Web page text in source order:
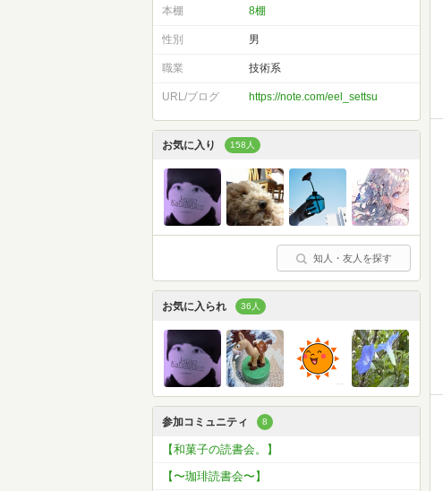
本棚 8棚
性別 男
職業 技術系
URL/ブログ https://note.com/eel_settsu
お気に入り 158人
知人・友人を探す
お気に入られ 36人
参加コミュニティ 8
【和菓子の読書会。】
【〜珈琲読書会〜】